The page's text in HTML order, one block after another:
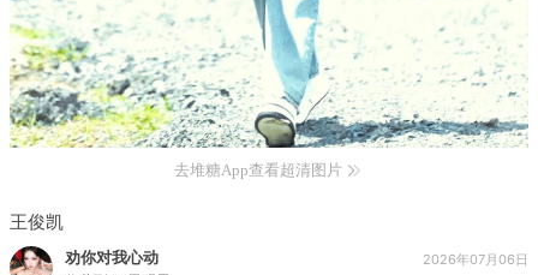
去堆糖App查看超清图片
王俊凯
劝你对我心动 2026年07月06日